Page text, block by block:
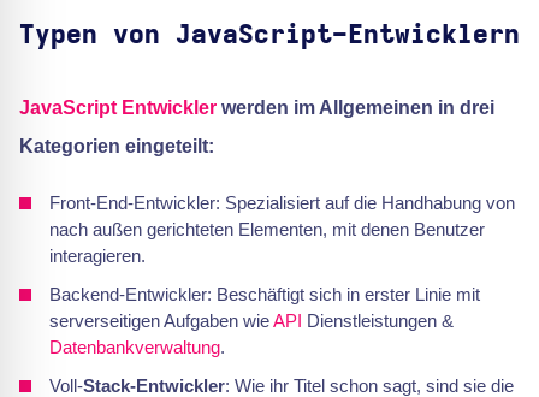
Typen von JavaScript-Entwicklern
JavaScript Entwickler werden im Allgemeinen in drei
Kategorien eingeteilt:
Front-End-Entwickler: Spezialisiert auf die Handhabung von
nach außen gerichteten Elementen, mit denen Benutzer
interagieren.
Backend-Entwickler: Beschäftigt sich in erster Linie mit
serverseitigen Aufgaben wieAPI Dienstleistungen &
Datenbankverwaltung.
Voll-Stack-Entwickler: Wie ihr Titel schon sagt, sind sie die